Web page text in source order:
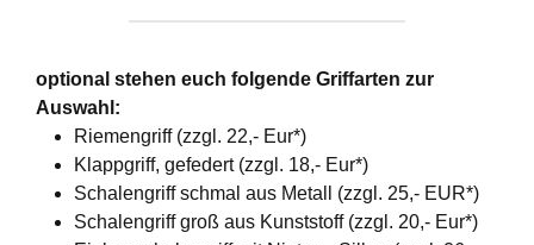
optional stehen euch folgende Griffarten zur
Auswahl:
Riemengriff (zzgl. 22,- Eur*)
Klappgriff, gefedert (zzgl. 18,- Eur*)
Schalengriff schmal aus Metall (zzgl. 25,- EUR*)
Schalengriff groß aus Kunststoff (zzgl. 20,- Eur*)